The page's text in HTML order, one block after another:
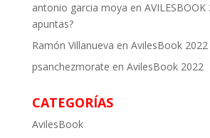
antonio garcia moya en
apuntas?
Ramón Villanueva en AvilesBook 2022
psanchezmorate en AvilesBook 2022
CATEGORÍAS
AvilesBook